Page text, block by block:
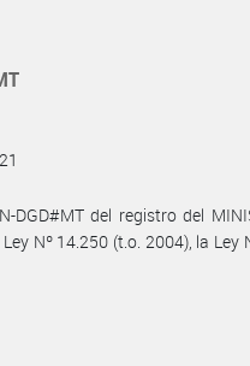
DGD#MT del registro del
Ley Nº 14.250 (t.o. 2004), la